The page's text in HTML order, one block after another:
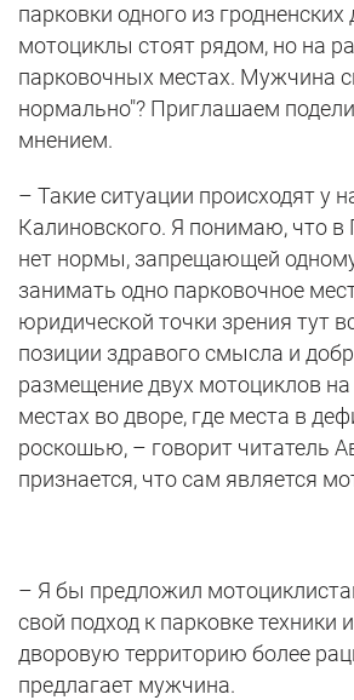
парковки одного из гродненских
мотоциклы стоят рядом, но на
парковочных местах. Мужчина
нормально"? Приглашаем
мнением.
– Такие ситуации происходят у
Калиновского. Я понимаю, что
нет нормы, запрещающей
занимать одно парковочное
юридической точки зрения тут
позиции здравого смысла и
размещение двух мотоциклов
местах во дворе, где места в
роскошью, – говорит читатель
признается, что сам является
– Я бы предложил
свой подход к парковке техники
дворовую территорию более
предлагает мужчина.